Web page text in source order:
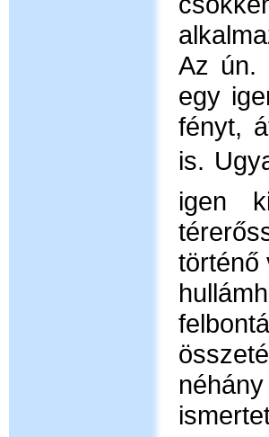
Az ún.
egy
fényt,
is.
igen
történő